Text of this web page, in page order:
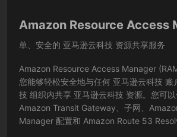
Amazon Resource Access
单、安全的 亚马逊云科技 资源共享服务
Amazon Resource Access Manager
您能够轻松安全地与任何 亚马逊云科技 账
技 组织内共享 亚马逊云科技 资源。您可
Amazon Transit Gateway、子网、
Manager 配置和 Amazon Route 53